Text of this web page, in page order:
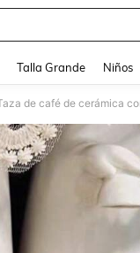
Talla Grande Niños